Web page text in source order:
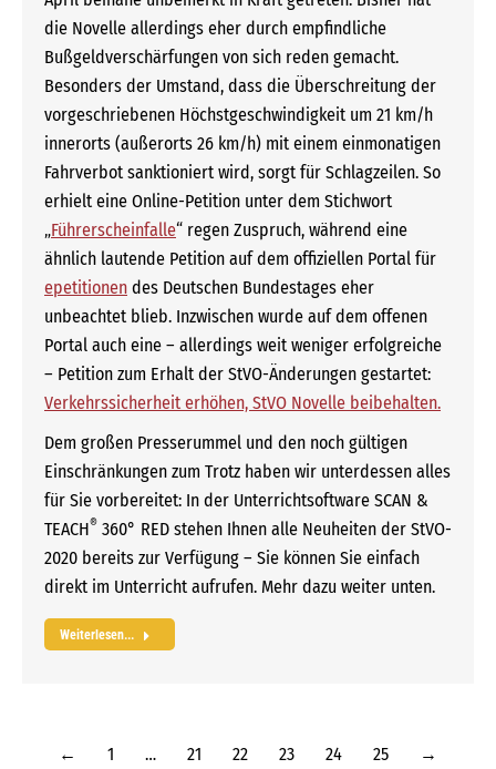
die Novelle allerdings eher durch empfindliche
Bußgeldverschärfungen von sich reden gemacht.
Besonders der Umstand, dass die Überschreitung der
vorgeschriebenen Höchstgeschwindigkeit um 21 km/h
innerorts (außerorts 26 km/h) mit einem einmonatigen
Fahrverbot sanktioniert wird, sorgt für Schlagzeilen. So
erhielt eine Online-Petition unter dem Stichwort
„Führerscheinfalle“ regen Zuspruch, während eine
ähnlich lautende Petition auf dem offiziellen Portal für
epetitionen des Deutschen Bundestages eher
unbeachtet blieb. Inzwischen wurde auf dem offenen
Portal auch eine – allerdings weit weniger erfolgreiche
– Petition zum Erhalt der StVO-Änderungen gestartet:
Verkehrssicherheit erhöhen, StVO Novelle beibehalten.
Dem großen Presserummel und den noch gültigen
Einschränkungen zum Trotz haben wir unterdessen alles
für Sie vorbereitet: In der Unterrichtsoftware SCAN &
TEACH® 360° RED stehen Ihnen alle Neuheiten der StVO-
2020 bereits zur Verfügung – Sie können Sie einfach
direkt im Unterricht aufrufen. Mehr dazu weiter unten.
Weiterlesen...
← 1 … 21 22 23 24 25 →